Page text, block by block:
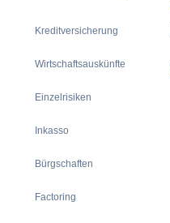
Kreditversicherung
Wirtschaftsauskünfte
Einzelrisiken
Inkasso
Bürgschaften
Factoring